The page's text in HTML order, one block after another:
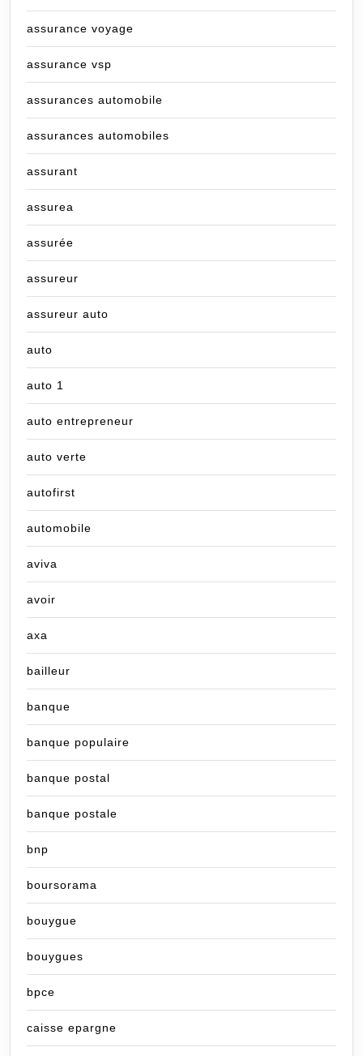
assurance voyage
assurance vsp
assurances automobile
assurances automobiles
assurant
assurea
assurée
assureur
assureur auto
auto
auto 1
auto entrepreneur
auto verte
autofirst
automobile
aviva
avoir
axa
bailleur
banque
banque populaire
banque postal
banque postale
bnp
boursorama
bouygue
bouygues
bpce
caisse epargne